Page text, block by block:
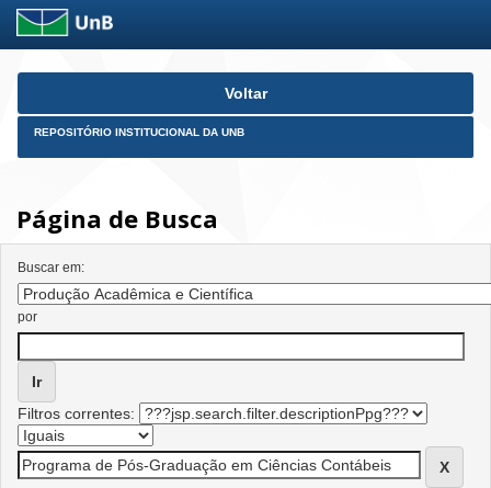
Skip
Voltar
REPOSITÓRIO INSTITUCIONAL DA UNB
Página de Busca
Buscar em:
por
Filtros correntes: